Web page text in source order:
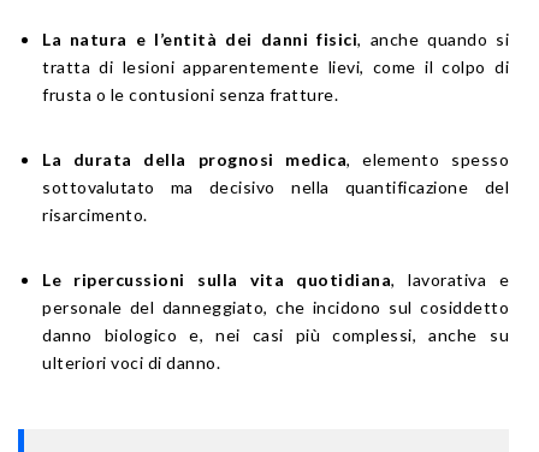
La natura e l’entità dei danni fisici, anche quando si
tratta di lesioni apparentemente lievi, come il colpo di
frusta o le contusioni senza fratture.
La durata della prognosi medica, elemento spesso
sottovalutato ma decisivo nella quantificazione del
risarcimento.
Le ripercussioni sulla vita quotidiana, lavorativa e
personale del danneggiato, che incidono sul cosiddetto
danno biologico e, nei casi più complessi, anche su
ulteriori voci di danno.